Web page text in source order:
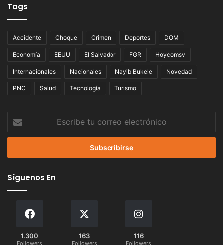
Tags
Accidente Choque Crimen Deportes DOM
Economía EEUU El Salvador FGR Hoycomsv
Internacionales Nacionales Nayib Bukele Novedad
PNC Salud Tecnología Turismo
tu
correo
Síguenos En
1.300
Followers
163
Followers
116
Followers